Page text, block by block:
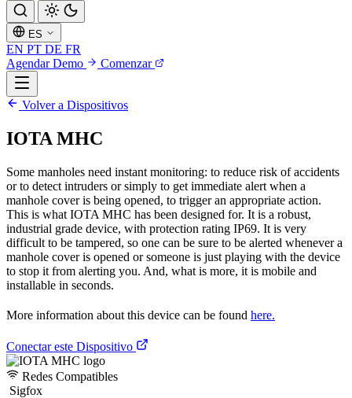
ES
EN PT DE FR
Agendar Demo
Comenzar
Volver a Dispositivos
IOTA MHC
Some manholes need instant monitoring: to reduce risk of accidents
or to detect intruders or simply to get immediate alert when a
manhole cover is being opened, to trigger an appropriate action.
This is what IOTA MHC has been designed for. It is a robust,
industrial grade device, with protection rating IP69. It is very
difficult to be tampered, so one can be sure to be alerted whenever a
manhole cover is opened or someone is just playing with the device
to stop it from alerting you. And, what is more, it is mobile and
installable in seconds.
More information about this device can be found here.
Conectar este Dispositivo
Redes Compatibles
Sigfox